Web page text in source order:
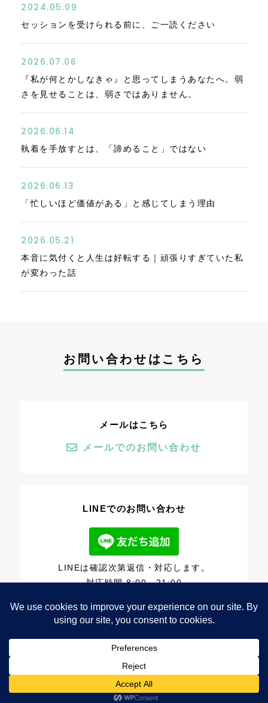
2024.05.09
セッションを受けられる前に、ご一読ください
2026.07.06
『私が何とかしなきゃ』と思ってしまうあなたへ。弱
さを見せることは、弱さではありません。
2026.06.14
執着を手放すとは、「諦めること」ではない
2026.06.13
「忙しいほど価値がある」と感じてしまう理由
2026.05.21
本音に気付くと人生は好転する｜頑張りすぎていた私
が変わった話
お問い合わせはこちら
メールはこちら
メールでのお問い合わせ
LINEでのお問い合わせ
LINEは確認次第返信・対応します。
対応時間 8:00～21:00
© 2022こころ軽やかカウンセリング・ルーチェ（香川カウンセリングスペー
ス・ルーチェ）